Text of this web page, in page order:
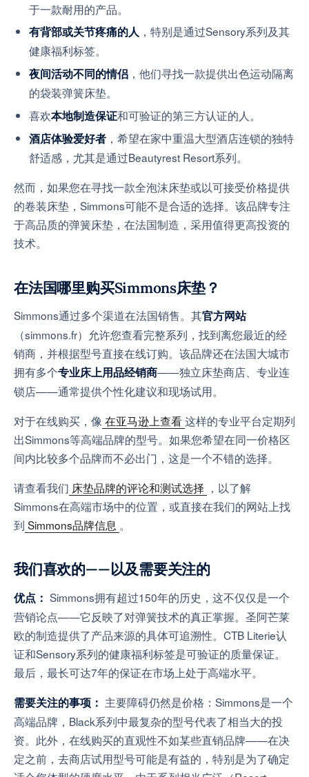
于一款耐用的产品。
有背部或关节疼痛的人 ，特别是通过Sensory系列及其
健康福利标签。
夜间活动不同的情侣 ，他们寻找一款提供出色运动隔离
的袋装弹簧床垫。
喜欢本地制造保证和可验证的第三方认证的人。
酒店体验爱好者 ，希望在家中重温大型酒店连锁的独特
舒适感，尤其是通过Beautyrest Resort系列。
然而，如果您在寻找一款全泡沫床垫或以可接受价格提供
的卷装床垫，Simmons可能不是合适的选择。该品牌专注
于高品质的弹簧床垫，在法国制造，采用值得更高投资的
技术。
在法国哪里购买Simmons床垫？
Simmons通过多个渠道在法国销售。其官方网站
（simmons.fr）允许您查看完整系列，找到离您最近的经
销商，并根据型号直接在线订购。该品牌还在法国大城市
拥有多个专业床上用品经销商——独立床垫商店、专业连
锁店——通常提供个性化建议和现场试用。
对于在线购买，像 在亚马逊上查看这样的专业平台定期列
出Simmons等高端品牌的型号。如果您希望在同一价格区
间内比较多个品牌而不必出门，这是一个不错的选择。
请查看我们 床垫品牌的评论和测试选择 ，以了解
Simmons在高端市场中的位置，或直接在我们的网站上找
到 Simmons品牌信息 。
我们喜欢的——以及需要关注的
优点： Simmons拥有超过150年的历史，这不仅仅是一个
营销论点——它反映了对弹簧技术的真正掌握。圣阿芒莱
欧的制造提供了产品来源的具体可追溯性。CTB Literie认
证和Sensory系列的健康福利标签是可验证的质量保证。
最后，最长可达7年的保证在市场上处于高端水平。
需要关注的事项： 主要障碍仍然是价格：Simmons是一个
高端品牌，Black系列中最复杂的型号代表了相当大的投
资。此外，在线购买的直观性不如某些直销品牌——在决
定之前，去商店试用型号可能是有益的，特别是为了确定